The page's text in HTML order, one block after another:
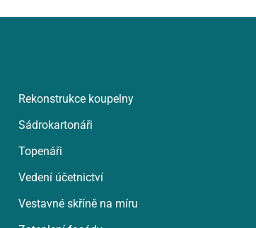
Rekonstrukce koupelny
Sádrokartonáři
Topenáři
Vedení účetnictví
Vestavné skříně na míru